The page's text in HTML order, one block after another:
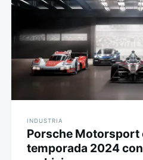
INDUSTRIA
Porsche Motorsport
temporada 2024